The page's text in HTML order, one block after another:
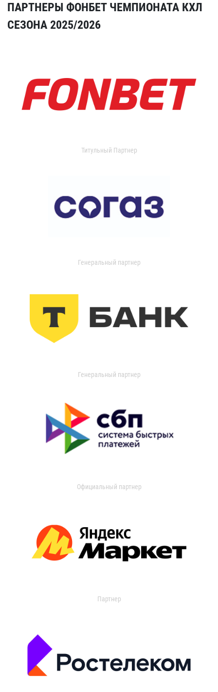
ПАРТНЕРЫ ФОНБЕТ ЧЕМПИОНАТА КХЛ
СЕЗОНА 2025/2026
Титульный Партнер
Генеральный партнер
Генеральный партнер
Официальный партнер
Партнер